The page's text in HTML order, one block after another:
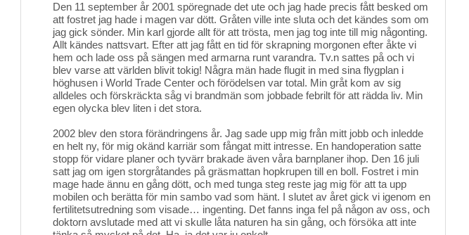
Den 11 september år 2001 spöregnade det ute och jag hade precis fått besked om
att fostret jag hade i magen var dött. Gråten ville inte sluta och det kändes som om
jag gick sönder. Min karl gjorde allt för att trösta, men jag tog inte till mig någonting.
Allt kändes nattsvart. Efter att jag fått en tid för skrapning morgonen efter åkte vi
hem och lade oss på sängen med armarna runt varandra. Tv.n sattes på och vi
blev varse att världen blivit tokig! Några män hade flugit in med sina flygplan i
höghusen i World Trade Center och förödelsen var total. Min gråt kom av sig
alldeles och förskräckta såg vi brandmän som jobbade febrilt för att rädda liv. Min
egen olycka blev liten i det stora.
2002 blev den stora förändringens år. Jag sade upp mig från mitt jobb och inledde
en helt ny, för mig okänd karriär som fångat mitt intresse. En handoperation satte
stopp för vidare planer och tyvärr brakade även våra barnplaner ihop. Den 16 juli
satt jag om igen storgråtandes på gräsmattan hopkrupen till en boll. Fostret i min
mage hade ännu en gång dött, och med tunga steg reste jag mig för att ta upp
mobilen och berätta för min sambo vad som hänt. I slutet av året gick vi igenom en
fertilitetsutredning som visade… ingenting. Det fanns inga fel på någon av oss, och
doktorn avslutade med att vi skulle låta naturen ha sin gång, och försöka att inte